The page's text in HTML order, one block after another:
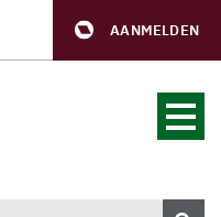
AANMELDEN